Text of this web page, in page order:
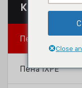
Категория
Пенопласт IXPP
Пена IXPE
Close